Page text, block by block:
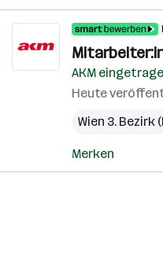
AKM
Heute
Wien 3. Bezirk
Merken